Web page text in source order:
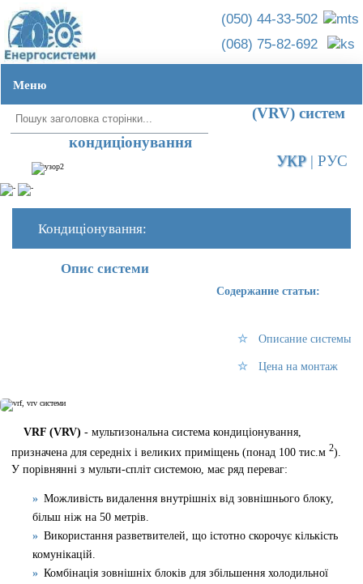
(050) 44-33-502
(068) 75-82-692
Меню
Головна ➦
УКР| РУС
(VRV) систем
кондиціонування
Кондиціонування:
Содержание статьи:
Описание системы
Цена на монтаж
Опис системи
VRF (VRV) - мультизональна система кондиціонування,
призначена для середніх і великих приміщень (понад 100 тис.м2).
У порівнянні з мульти-спліт системою, має ряд переваг:
Можливість видалення внутрішніх від зовнішнього блоку,
більш ніж на 50 метрів.
Використання разветвителей, що істотно скорочує кількість
комунікацій.
Комбінація зовнішніх блоків для збільшення холодильної